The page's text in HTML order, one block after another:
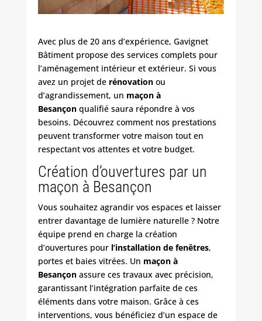
Avec plus de 20 ans d’expérience, Gavignet
Bâtimentpropose des services complets pour
l’aménagement intérieur et extérieur. Si vous
avez un projet de rénovationou
d’agrandissement, un maçon à
Besançonqualifié saura répondre à vos
besoins. Découvrez comment nos prestations
peuvent transformer votre maison tout en
respectant vos attentes et votre budget.
Création d’ouvertures par un
maçon à Besançon
Vous souhaitez agrandir vos espaces et laisser
entrer davantage de lumière naturelle ? Notre
équipe prend en charge la création
d’ouvertures pourl’installation de fenêtres,
portes et baies vitrées. Un maçon à
Besançonassure ces travaux avec précision,
garantissant l’intégration parfaite de ces
éléments dans votre maison. Grâce à ces
interventions, vous bénéficiez d’un espace de